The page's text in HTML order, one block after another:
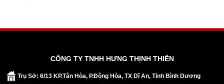
CÔNG TY TNHH HƯNG THỊNH THIÊN
Trụ Sở: 6/13 KP.Tân Hòa, P.Đông Hòa, TX Dĩ An, Tỉnh Bình Dương